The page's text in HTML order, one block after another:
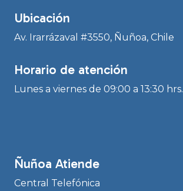
Ubicación
Av. Irarrázaval #3550, Ñuñoa, Chile
Horario de atención
Lunes a viernes de 09:00 a 13:30 hrs.
Ñuñoa Atiende
Central Telefónica